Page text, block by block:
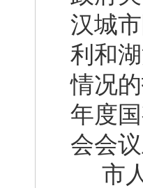
汉城
利和
情况
年度
会会议
市人